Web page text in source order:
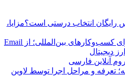
رایگان انتخاب درستی است؟مزایا،
راهنمای انتخاب VPS برای کسب‌وکارهای بین‌المللی؛ از Email
آنلاین فارسی
تعرفه و مراحل اجرا توسط لاوین